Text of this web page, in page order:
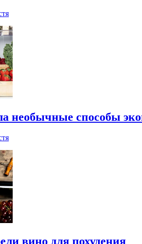
необычные способы
вино для похудения